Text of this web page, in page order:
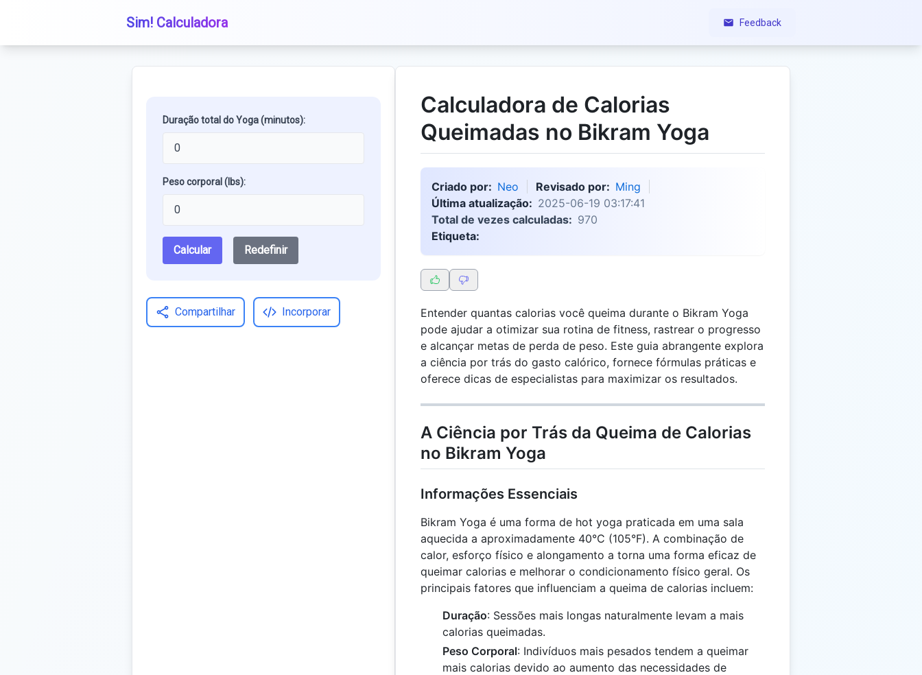
Sim! Calculadora Feedback
Duração total do Yoga (minutos):
Peso corporal (lbs):
Calcular Redefinir
Compartilhar Incorporar
Calculadora de Calorias
Queimadas no Bikram Yoga
Criado por: Neo Revisado por: Ming
Última atualização: 2025-06-19 03:17:41
Total de vezes calculadas: 970
Etiqueta:
Entender quantas calorias você queima durante o Bikram Yoga
pode ajudar a otimizar sua rotina de fitness, rastrear o progresso
e alcançar metas de perda de peso. Este guia abrangente explora
a ciência por trás do gasto calórico, fornece fórmulas práticas e
oferece dicas de especialistas para maximizar os resultados.
A Ciência por Trás da Queima de Calorias
no Bikram Yoga
Informações Essenciais
Bikram Yoga é uma forma de hot yoga praticada em uma sala
aquecida a aproximadamente 40°C (105°F). A combinação de
calor, esforço físico e alongamento a torna uma forma eficaz de
queimar calorias e melhorar o condicionamento físico geral. Os
principais fatores que influenciam a queima de calorias incluem:
Duração: Sessões mais longas naturalmente levam a mais
calorias queimadas.
Peso Corporal: Indivíduos mais pesados tendem a queimar
mais calorias devido ao aumento das necessidades de